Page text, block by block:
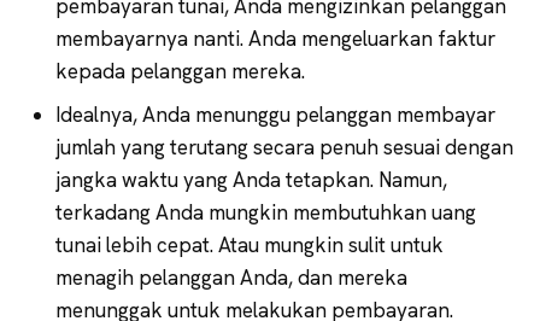
pembayaran tunai, Anda mengizinkan pelanggan
membayarnya nanti. Anda mengeluarkan faktur
kepada pelanggan mereka.
Idealnya, Anda menunggu pelanggan membayar
jumlah yang terutang secara penuh sesuai dengan
jangka waktu yang Anda tetapkan. Namun,
terkadang Anda mungkin membutuhkan uang
tunai lebih cepat. Atau mungkin sulit untuk
menagih pelanggan Anda, dan mereka
menunggak untuk melakukan pembayaran.